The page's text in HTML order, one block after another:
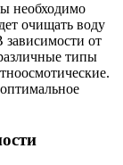
необходимо
очищать воду
зависимости от
типы